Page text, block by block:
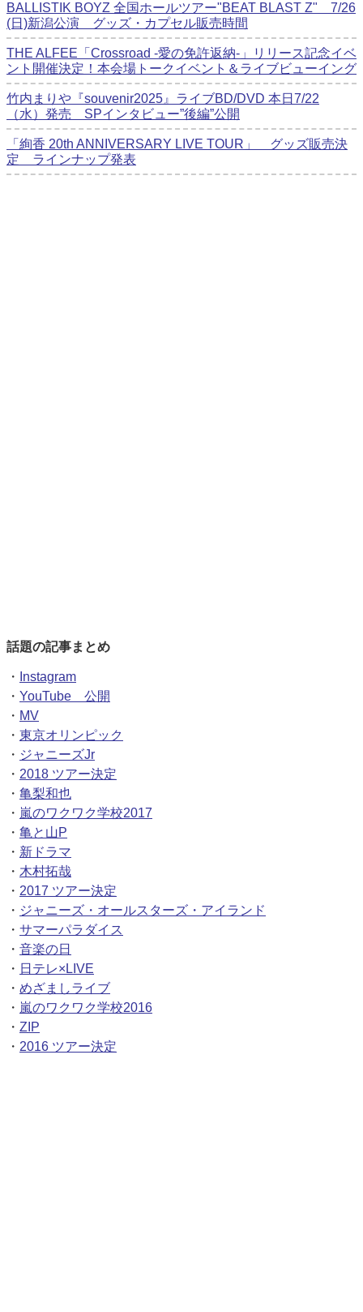
BALLISTIK BOYZ 全国ホールツアー"BEAT BLAST Z" 7/26
(日)新潟公演 グッズ・カプセル販売時間
THE ALFEE「Crossroad -愛の免許返納-」リリース記念イベ
ント開催決定！本会場トークイベント＆ライブビューイング
竹内まりや『souvenir2025』ライブBD/DVD 本日7/22
（水）発売 SPインタビュー”後編”公開
「絢香 20th ANNIVERSARY LIVE TOUR」 グッズ販売決
定 ラインナップ発表
話題の記事まとめ
・
Instagram
・ YouTube 公開
・ MV
・ 東京オリンピック
・ ジャニーズJr
・ 2018 ツアー決定
・ 亀梨和也
・ 嵐のワクワク学校2017
・ 亀と山P
・ 新ドラマ
・ 木村拓哉
・ 2017 ツアー決定
・ ジャニーズ・オールスターズ・アイランド
・ サマーパラダイス
・ 音楽の日
・ 日テレ×LIVE
・ めざましライブ
・ 嵐のワクワク学校2016
・ ZIP
・ 2016 ツアー決定